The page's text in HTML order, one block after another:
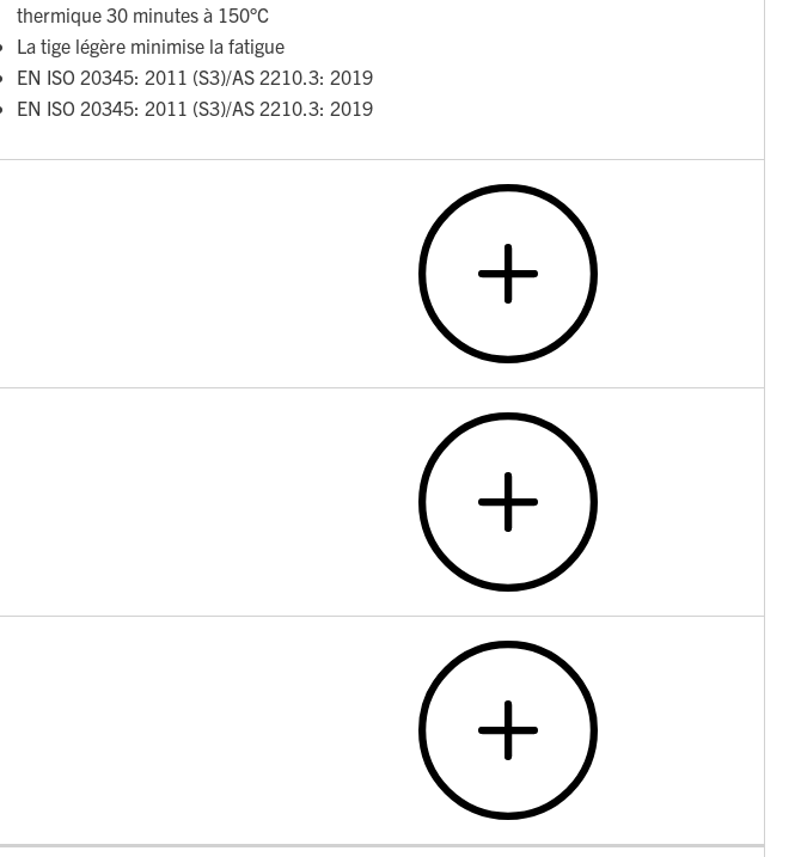
thermique 30 minutes à 150°C
La tige légère minimise la fatigue
EN ISO 20345: 2011 (S3)/AS 2210.3: 2019
EN ISO 20345: 2011 (S3)/AS 2210.3: 2019